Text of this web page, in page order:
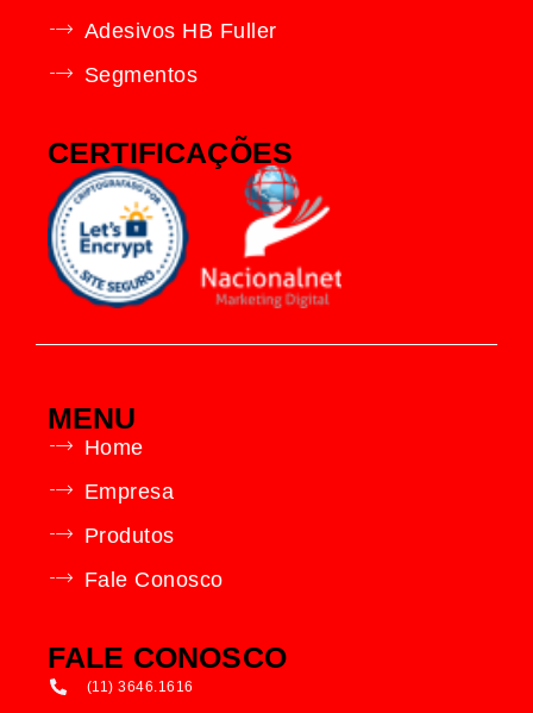
Adesivos HB Fuller
Segmentos
CERTIFICAÇÕES
MENU
Home
Empresa
Produtos
Fale Conosco
FALE CONOSCO
(11) 3646.1616